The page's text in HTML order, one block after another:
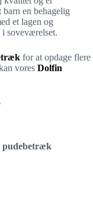
en behagelig
et lagen og
soveværelset.
for at opdage flere
vores Dolfin
pudebetræk